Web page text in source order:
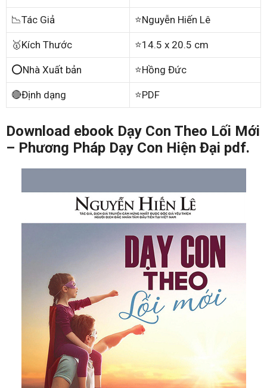
📉Tác Giả ⭐Nguyễn Hiến Lê
🥇Kích Thước ⭐14.5 x 20.5 cm
⭕Nhà Xuất bản ⭐Hồng Đức
🔴Định dạng ⭐PDF
Download ebook Dạy Con Theo Lối Mới
– Phương Pháp Dạy Con Hiện Đại pdf.